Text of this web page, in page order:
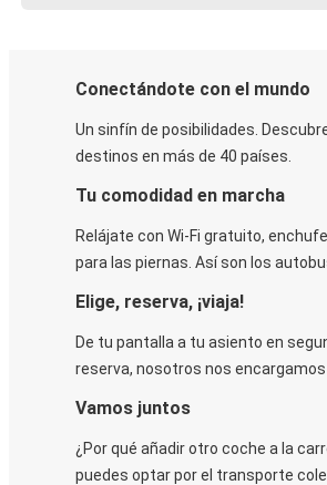
Conectándote con el mundo
Un sinfín de posibilidades.
destinos en más de 40 países.
Tu comodidad en marcha
Relájate con Wi-Fi gratuito,
para las piernas. Así son los
Elige, reserva, ¡viaja!
De tu pantalla a tu asiento en
reserva, nosotros nos encargamos
Vamos juntos
¿Por qué añadir otro coche a la
puedes optar por el transporte